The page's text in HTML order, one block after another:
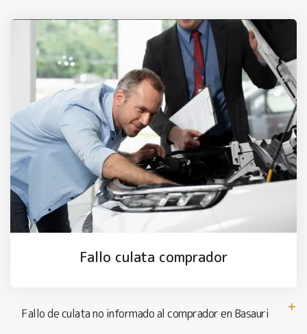
Fallo culata comprador
Fallo de culata no informado al comprador en Basauri